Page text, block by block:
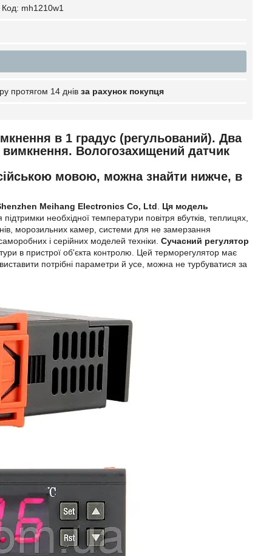
Код: mh1210w1
протягом 14 днів за рахунок покупця
в 1 градус (регульований). Два
Вологозахищений датчик
мовою, можна знайти нижче, в
Meihang Electronics Co, Ltd
Ця модель
необхідної температури повітря вбутків, теплицях,
морозильних камер, системи для не замерзання
і серійних моделей техніки. Сучасний регулятор
в пристрої об'єкта контролю. Цей терморегулятор має
потрібні параметри й усе, можна не турбуватися за